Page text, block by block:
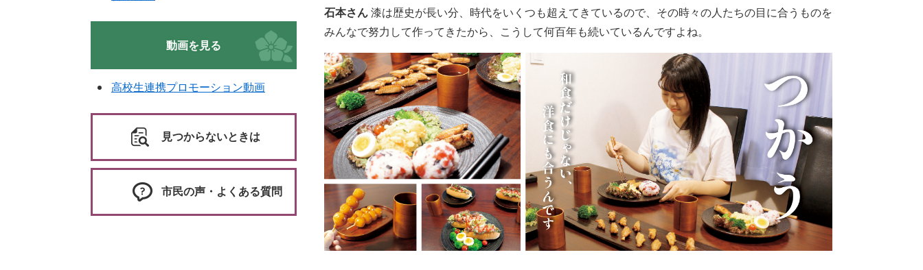
石本さん 漆は歴史が長い分、時代をいくつも超えてきているので、その時々の人たちの目に合うものを
みんなで努力して作ってきたから、こうして何百年も続いているんですよね。
動画を見る
高校生連携プロモーション動画
見つからないときは
市民の声・よくある質問